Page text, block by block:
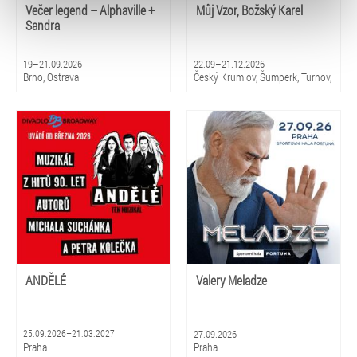
zpracování upravíte zaškrtnutím příslušné varianty. Svoji
„Cookies a jejich nastavení“.
Večer legend – Alphaville +
Sandra
19–21.09.2026
Brno, Ostrava
Můj Vzor, Božský Karel
22.09–21.12.2026
Český Krumlov, Šumperk, Turnov,
Varnsdorf, Ústí nad Labem,
Přerov
ANDĚLÉ
25.09.2026–21.03.2027
Praha
Valery Meladze
27.09.2026
Praha